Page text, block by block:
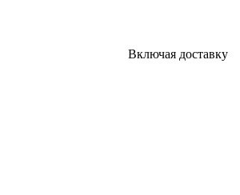
Включая доставку